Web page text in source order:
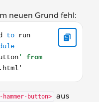
neuen Grund fehl:
find module
button>
aus